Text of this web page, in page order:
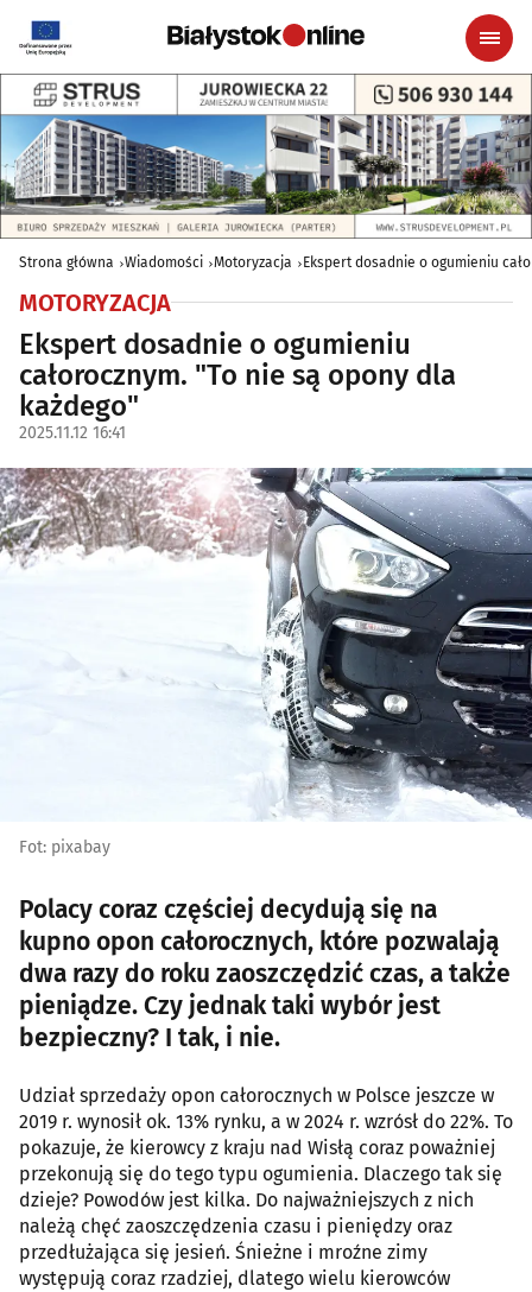
Strona główna Wiadomości Motoryzacja Ekspert dosadnie o ogumieniu
MOTORYZACJA
Ekspert dosadnie o ogumieniu
całorocznym. "To nie są opony dla
każdego"
2025.11.12 16:41
Fot: pixabay
Polacy coraz częściej decydują się na
kupno opon całorocznych, które pozwalają
dwa razy do roku zaoszczędzić czas, a także
pieniądze. Czy jednak taki wybór jest
bezpieczny? I tak, i nie.
Udział sprzedaży opon całorocznych w Polsce jeszcze w
2019 r. wynosił ok. 13% rynku, a w 2024 r. wzrósł do 22%. To
pokazuje, że kierowcy z kraju nad Wisłą coraz poważniej
przekonują się do tego typu ogumienia. Dlaczego tak się
dzieje? Powodów jest kilka. Do najważniejszych z nich
należą chęć zaoszczędzenia czasu i pieniędzy oraz
przedłużająca się jesień. Śnieżne i mroźne zimy
występują coraz rzadziej, dlatego wielu kierowców